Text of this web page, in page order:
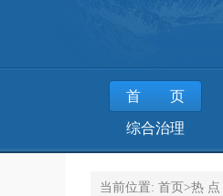
首页
综合治理
当前位置: 首页 >热 点